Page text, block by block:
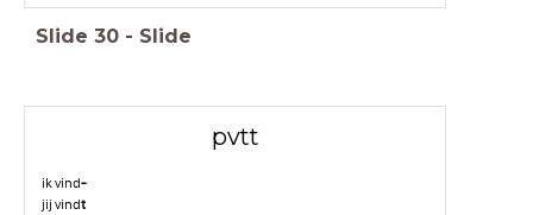
Slide 30 - Slide
pvtt
ik vind-
jij vindt